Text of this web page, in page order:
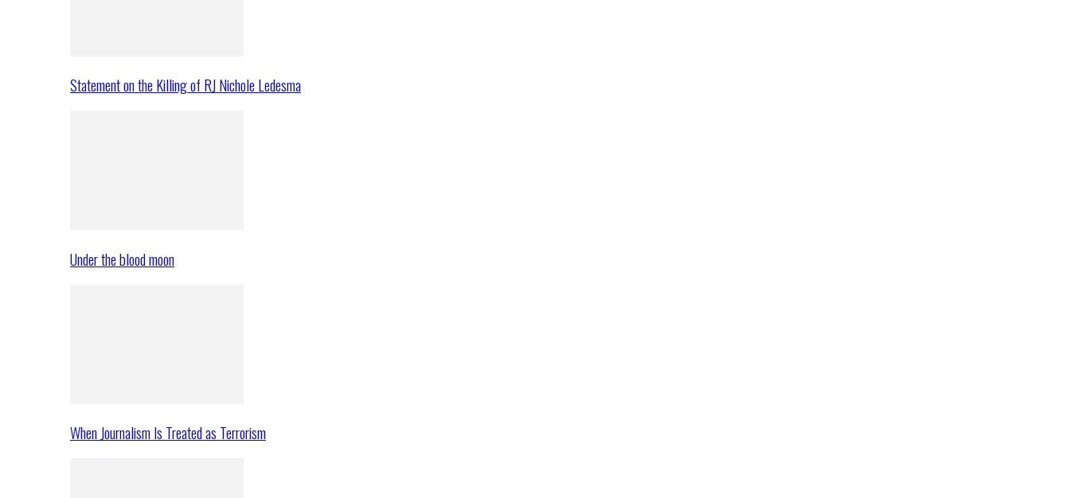
Statement on the Killing of RJ Nichole Ledesma
Under the blood moon
When Journalism Is Treated as Terrorism